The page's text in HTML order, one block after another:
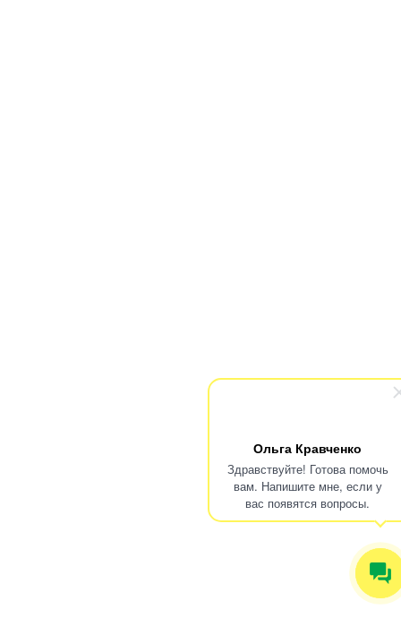
Ольга Кравченко
Здравствуйте! Готова помочь
вам. Напишите мне, если у
вас появятся вопросы.